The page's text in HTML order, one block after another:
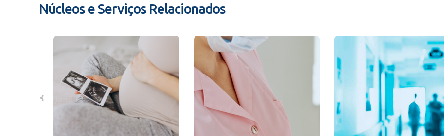
Núcleos e Serviços Relacionados